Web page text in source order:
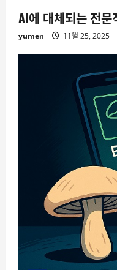
AI에 대체되는 전
yumen 11월 25, 2025